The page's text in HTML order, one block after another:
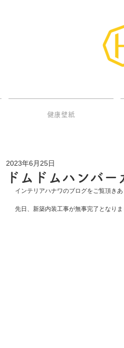
健康壁紙
ドムドムハンバー
2023年6月25日
インテリアハナワのブログをご覧頂きあ
先日、新築内装工事が無事完了となり